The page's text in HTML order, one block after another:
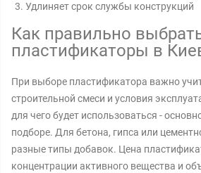
Удлиняет срок службы конструкций
Как правильно
пластификаторы в
При выборе пластификатора важно
строительной смеси и условия
для чего будет использоваться -
подборе. Для бетона, гипса или
разные типы добавок. Цена
концентрации активного вещества и